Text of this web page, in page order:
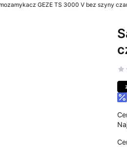
GEZE TS 3000 V bez szyny